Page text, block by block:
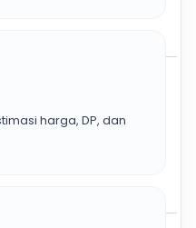
harga, DP, dan